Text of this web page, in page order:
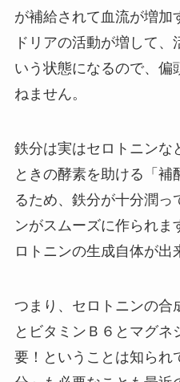
が補給されて血流が増加
ドリアの活動が増して、
いう状態になるので、偏
ねません。
鉄分は実はセロトニンな
ときの酵素を助ける「補
るため、鉄分が十分潤っ
ンがスムーズに作られま
ロトニンの生成自体が出
つまり、セロトニンの合
とビタミンＢ６とマグ
要！ということは知られ